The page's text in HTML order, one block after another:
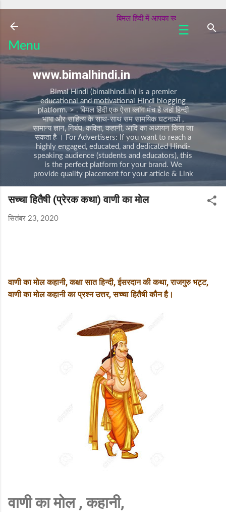
सीधे मुख्य सामग्री पर जाएं
बिमल हिंदी में आपका स्वागत है |
क
वि
ता
/
बं
ध
A
U
s
☰
Menu
www.bimalhindi.in
Bimal Hindi (bimalhindi.in) is a premier
educational and motivational Hindi blogging
platform. > . बिमल हिंदी एक ऐसा ब्लॉग मंच है जहां हिन्दी
भाषा और साहित्य के साथ-साथ सम सामयिक घटनाओं ,
सामान्य ज्ञान, निबंध, कविता, कहानी, आदि का अध्ययन किया जा
सकता है । For Advertisers: If you want to reach a
highly engaged, educated, and dedicated Hindi-
speaking audience (students and educators), this
is the perfect platform for your brand. We
provide quality placement for your article & Link
सच्चा हितैषी (प्रेरक कथा) वाणी का मोल
सितंबर 23, 2020
वाणी का मोल कहानी, कक्षा सात हिन्दी, ईसरदान की कथा, राजगुरु भट्ट,
वाणी का मोल कहानी का प्रश्न उत्तर, सच्चा हितैषी कौन है।
वाणी का मोल , कहानी,